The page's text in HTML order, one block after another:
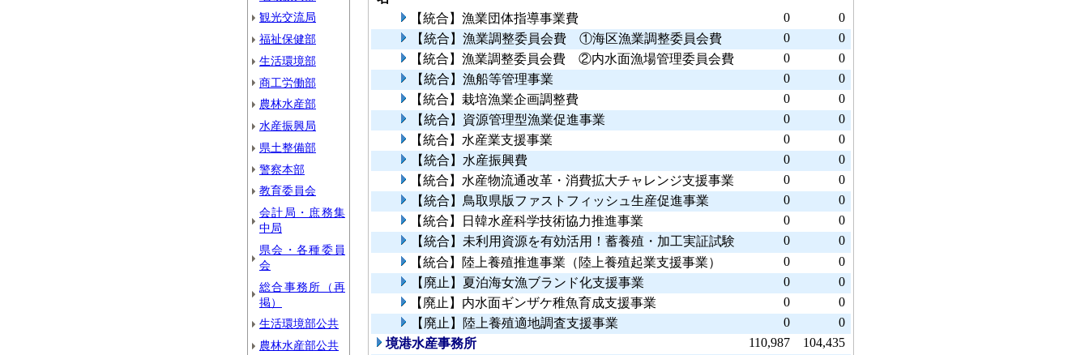
観光交流局
福祉保健部
生活環境部
商工労働部
農林水産部
水産振興局
県土整備部
警察本部
教育委員会
会計局・庶務集
中局
県会・各種委員
会
総合事務所（再
掲）
生活環境部公共
農林水産部公共
【統合】漁業団体指導事業費 0
0
【統合】漁業調整委員会費 ①海区漁業調整委員会費
0
0
【統合】漁業調整委員会費 ②内水面漁場管理委員会費
0
0
【統合】漁船等管理事業
0
0
【統合】栽培漁業企画調整費
0
0
【統合】資源管理型漁業促進事業
0
0
【統合】水産業支援事業
0
0
【統合】水産振興費
0
0
【統合】水産物流通改革・消費拡大チャレンジ支援事業
0
0
【統合】鳥取県版ファストフィッシュ生産促進事業
0
0
【統合】日韓水産科学技術協力推進事業
0
0
【統合】未利用資源を有効活用！蓄養殖・加工実証試験
0
0
【統合】陸上養殖推進事業（陸上養殖起業支援事業）
0
0
【廃止】夏泊海女漁ブランド化支援事業
0
0
【廃止】内水面ギンザケ稚魚育成支援事業
0
0
【廃止】陸上養殖適地調査支援事業
0
0
境港水産事務所
110,987
104,435